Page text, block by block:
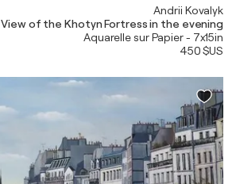
Andrii Kovalyk
View of the Khotyn Fortress in the evening
Aquarelle sur Papier - 7x15in
450 $US